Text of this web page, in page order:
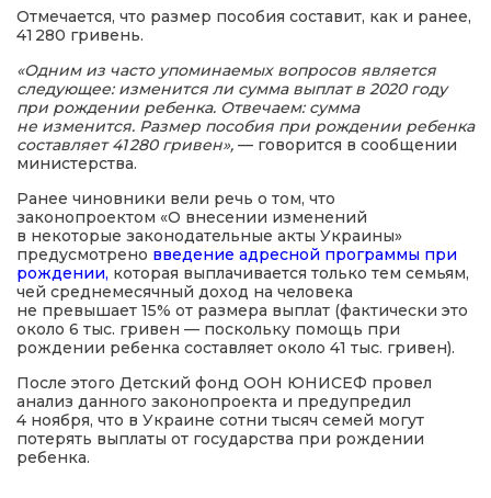
Отмечается, что размер пособия составит, как и ранее,
41 280 гривень.
«Одним из часто упоминаемых вопросов является
следующее: изменится ли сумма выплат в 2020 году
при рождении ребенка. Отвечаем: сумма
не изменится. Размер пособия при рождении ребенка
составляет 41 280 гривен», — говорится в сообщении
министерства.
Ранее чиновники вели речь о том, что
законопроектом «О внесении изменений
в некоторые законодательные акты Украины»
предусмотрено введение адресной программы при
рождении, которая выплачивается только тем семьям,
чей среднемесячный доход на человека
не превышает 15% от размера выплат (фактически это
около 6 тыс. гривен — поскольку помощь при
рождении ребенка составляет около 41 тыс. гривен).
После этого Детский фонд ООН ЮНИСЕФ провел
анализ данного законопроекта и предупредил
4 ноября, что в Украине сотни тысяч семей могут
потерять выплаты от государства при рождении
ребенка.